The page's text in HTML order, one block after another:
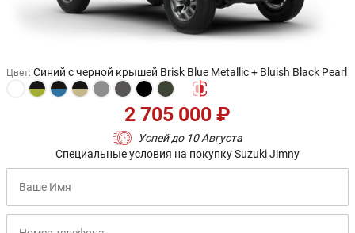
Цвет: Синий с черной крышей Brisk Blue Metallic + Bluish Black Pearl
Успей до 10 Августа
2 705 000 ₽
Специальные условия на покупку Suzuki Jimny